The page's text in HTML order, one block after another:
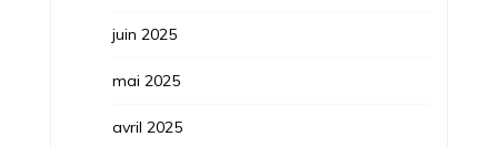
juin 2025
mai 2025
avril 2025